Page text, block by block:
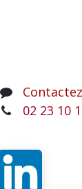
02 23 10